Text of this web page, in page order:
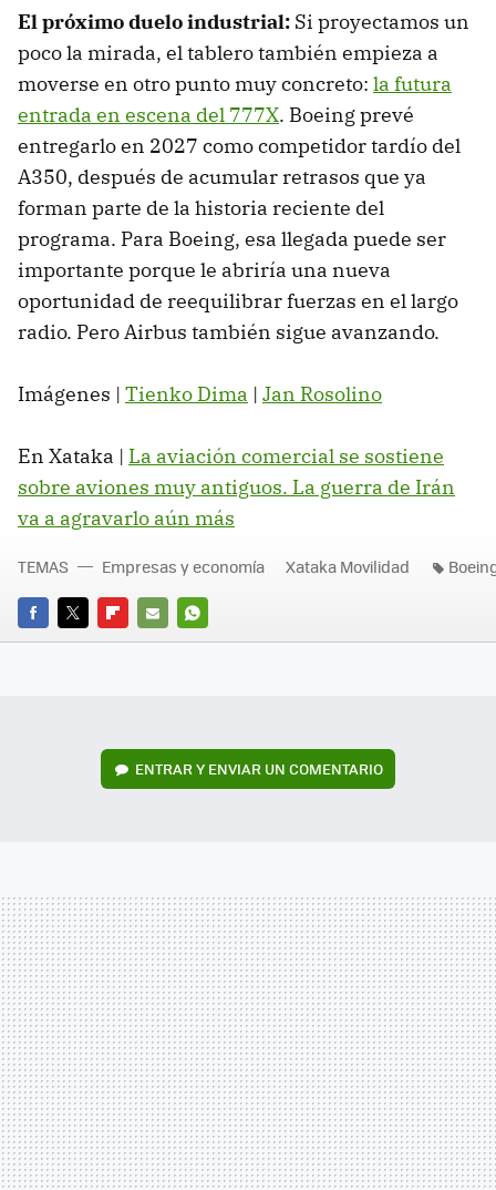
El próximo duelo industrial: Si proyectamos un
poco la mirada, el tablero también empieza a
moverse en otro punto muy concreto: la futura
entrada en escena del 777X. Boeing prevé
entregarlo en 2027 como competidor tardío del
A350, después de acumular retrasos que ya
forman parte de la historia reciente del
programa. Para Boeing, esa llegada puede ser
importante porque le abriría una nueva
oportunidad de reequilibrar fuerzas en el largo
radio. Pero Airbus también sigue avanzando.
Imágenes | Tienko Dima | Jan Rosolino
En Xataka | La aviación comercial se sostiene
sobre aviones muy antiguos. La guerra de Irán
va a agravarlo aún más
FACEBOOK
TWITTERFLIPBOARD
E-
WHATSAPP
TEMAS Empresas y economía Xataka Movilidad
ENTRAR Y ENVIAR UN COMENTARIO